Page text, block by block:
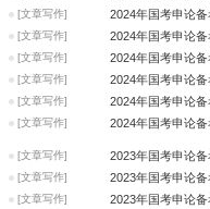
[文章写作]
[文章写作]
[文章写作]
[文章写作]
[文章写作]
[文章写作]
[文章写作]
[文章写作]
[文章写作]